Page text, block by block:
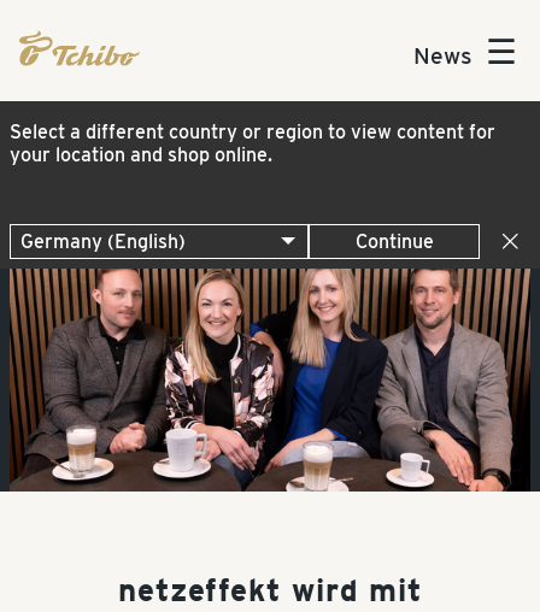
News ☰
Select a different country or region to view content for
your location and shop online.
Continue
netzeffekt wird mit